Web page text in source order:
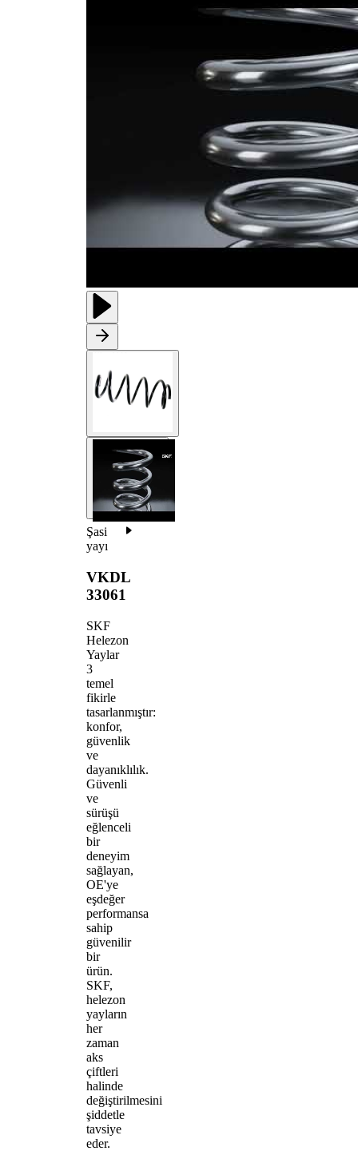
Şasi
yayı
VKDL
33061
SKF
Helezon
Yaylar
3
temel
fikirle
tasarlanmıştır:
konfor,
güvenlik
ve
dayanıklılık.
Güvenli
ve
sürüşü
eğlenceli
bir
deneyim
sağlayan,
OE'ye
eşdeğer
performansa
sahip
güvenilir
bir
ürün.
SKF,
helezon
yayların
her
zaman
aks
çiftleri
halinde
değiştirilmesini
şiddetle
tavsiye
eder.